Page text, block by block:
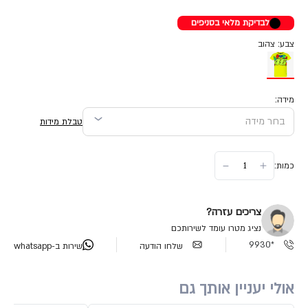
לבדיקת מלאי בסניפים
צבע: צהוב
מידה:
טבלת מידות
כמות:
צריכים עזרה?
נציג מטרו עומד לשירותכם
*9930
שלחו הודעה שירות ב-whatsapp
אולי יעניין אותך גם